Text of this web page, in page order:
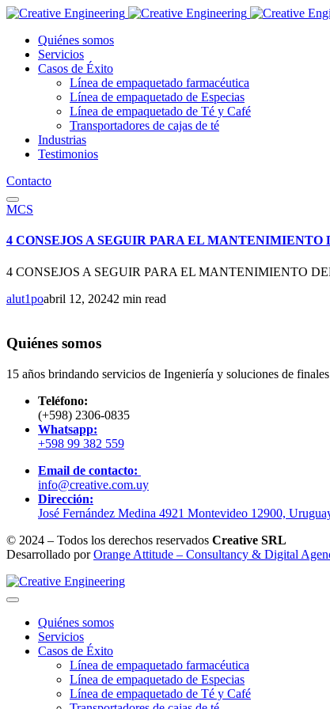
Quiénes somos
Servicios
Casos de Éxito
Línea de empaquetado farmacéutica
Línea de empaquetado de Especias
Línea de empaquetado de Té y Café
Transportadores de cajas de té
Industrias
Testimonios
Contacto
MCS
4 CONSEJOS A SEGUIR PARA EL MANTENIMIENTO
4 CONSEJOS A SEGUIR PARA EL MANTENIMIENTO
alut1poabril 12, 20242 min read
Quiénes somos
15 años brindando servicios de Ingeniería y soluciones de
Teléfono:
(+598) 2306-0835
Whatsapp:
+598 99 382 559
Email de contacto:
info@creative.com.uy
Dirección:
José Fernández Medina 4921 Montevideo 12900,
© 2024 – Todos los derechos reservados Creative SRL
Desarrollado porOrange Attitude – Consultancy & Digital
Quiénes somos
Servicios
Casos de Éxito
Línea de empaquetado farmacéutica
Línea de empaquetado de Especias
Línea de empaquetado de Té y Café